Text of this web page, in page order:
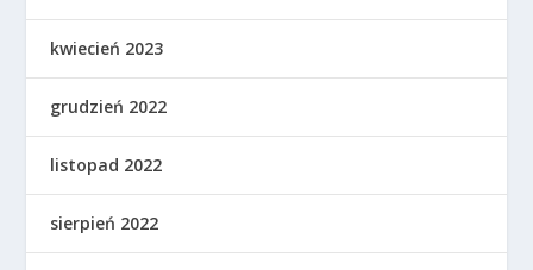
kwiecień 2023
grudzień 2022
listopad 2022
sierpień 2022